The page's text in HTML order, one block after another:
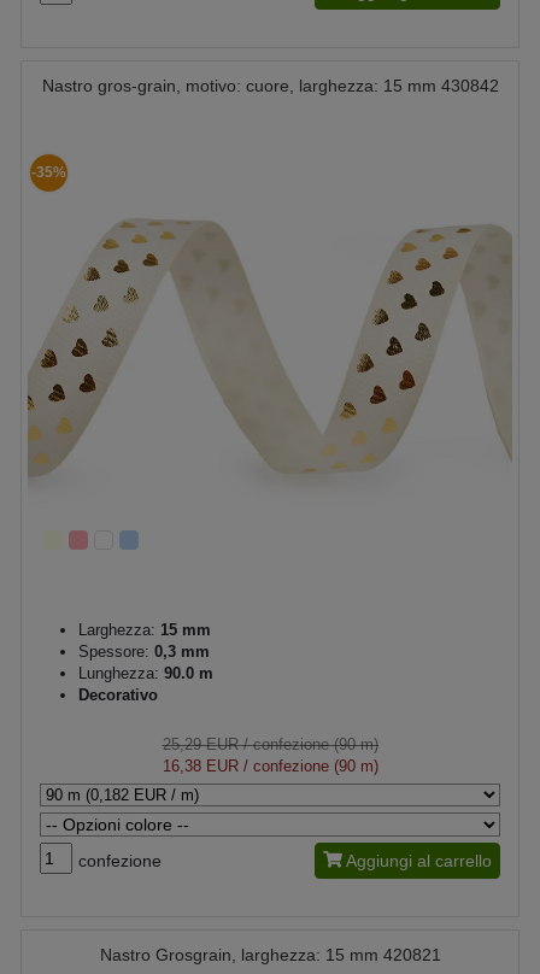
Nastro gros-grain, motivo: cuore, larghezza: 15 mm 430842
-35%
Larghezza: 15 mm
Spessore: 0,3 mm
Lunghezza: 90.0 m
Decorativo
25,29 EUR/ confezione (90 m)
16,38 EUR/ confezione (90 m)
confezione Aggiungi al carrello
Nastro Grosgrain, larghezza: 15 mm 420821